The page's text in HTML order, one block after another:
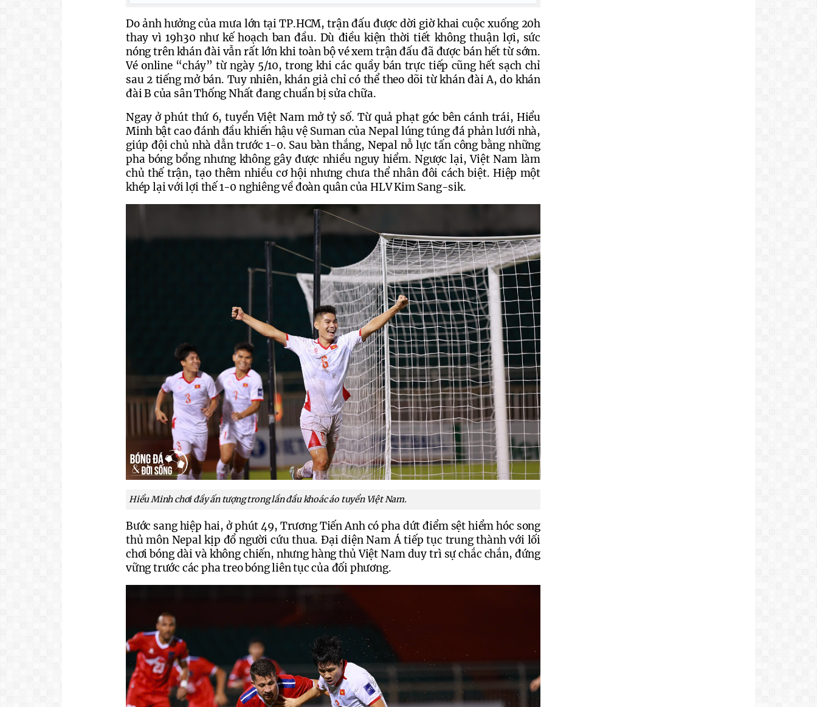
Do ảnh hưởng của mưa lớn tại TP.HCM, trận đấu được dời giờ khai cuộc xuống 20h
thay vì 19h30 như kế hoạch ban đầu. Dù điều kiện thời tiết không thuận lợi, sức
nóng trên khán đài vẫn rất lớn khi toàn bộ vé xem trận đấu đã được bán hết từ sớm.
Vé online “cháy” từ ngày 5/10, trong khi các quầy bán trực tiếp cũng hết sạch chỉ
sau 2 tiếng mở bán. Tuy nhiên, khán giả chỉ có thể theo dõi từ khán đài A, do khán
đài B của sân Thống Nhất đang chuẩn bị sửa chữa.
Ngay ở phút thứ 6, tuyển Việt Nam mở tỷ số. Từ quả phạt góc bên cánh trái, Hiểu
Minh bật cao đánh đầu khiến hậu vệ Suman của Nepal lúng túng đá phản lưới nhà,
giúp đội chủ nhà dẫn trước 1-0. Sau bàn thắng, Nepal nỗ lực tấn công bằng những
pha bóng bổng nhưng không gây được nhiều nguy hiểm. Ngược lại, Việt Nam làm
chủ thế trận, tạo thêm nhiều cơ hội nhưng chưa thể nhân đôi cách biệt. Hiệp một
khép lại với lợi thế 1-0 nghiêng về đoàn quân của HLV Kim Sang-sik.
Hiểu Minh chơi đầy ấn tượng trong lần đầu khoác áo tuyển Việt Nam.
Bước sang hiệp hai, ở phút 49, Trương Tiến Anh có pha dứt điểm sệt hiểm hóc song
thủ môn Nepal kịp đổ người cứu thua. Đại diện Nam Á tiếp tục trung thành với lối
chơi bóng dài và không chiến, nhưng hàng thủ Việt Nam duy trì sự chắc chắn, đứng
vững trước các pha treo bóng liên tục của đối phương.